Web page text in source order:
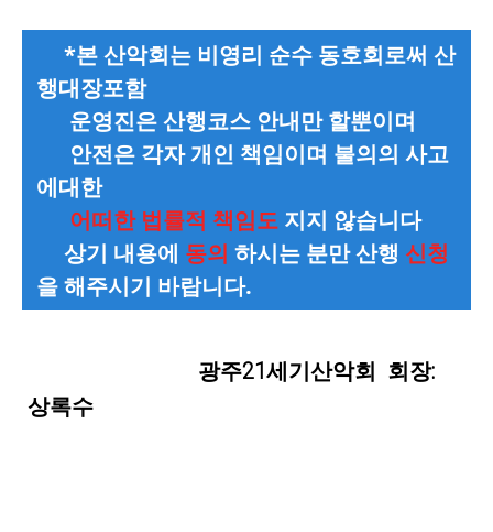
*본 산악회는 비영리 순수 동호회로써 산
행대장포함
운영진은 산행코스 안내만 할뿐이며
안전은 각자 개인 책임이며 불의의 사고
에대한
어떠한 법률적 책임도 지지 않습니다
상기 내용에 동의 하시는 분만 산행 신청
을 해주시기 바랍니다.
광주21세기산악회 회장:
상록수